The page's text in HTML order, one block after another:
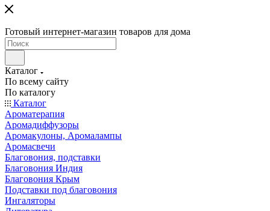
Готовый интернет-магазин товаров для дома
Каталог
По всему сайту
По каталогу
Каталог
Ароматерапия
Аромадиффузоры
Аромакулоны, Аромалампы
Аромасвечи
Благовония, подставки
Благовония Индия
Благовония Крым
Подставки под благовония
Ингаляторы